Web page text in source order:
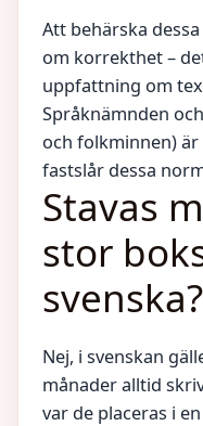
Att behärska
om korrekthet –
uppfattning om
Språknämnden
och folkminnen)
fastslår dessa
Stavas
stor
svenska?
Nej, i svenskan
månader alltid
var de placeras i